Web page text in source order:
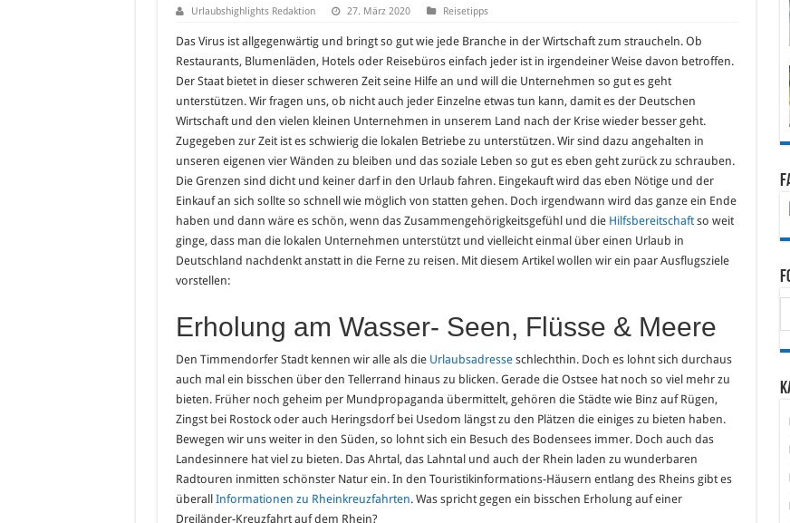
Urlaubshighlights Redaktion 27. März 2020 Reisetipps
Das Virus ist allgegenwärtig und bringt so gut wie jede Branche in der Wirtschaft zum straucheln. Ob
Restaurants, Blumenläden, Hotels oder Reisebüros einfach jeder ist in irgendeiner Weise davon betroffen.
Der Staat bietet in dieser schweren Zeit seine Hilfe an und will die Unternehmen so gut es geht
unterstützen. Wir fragen uns, ob nicht auch jeder Einzelne etwas tun kann, damit es der Deutschen
Wirtschaft und den vielen kleinen Unternehmen in unserem Land nach der Krise wieder besser geht.
Zugegeben zur Zeit ist es schwierig die lokalen Betriebe zu unterstützen. Wir sind dazu angehalten in
unseren eigenen vier Wänden zu bleiben und das soziale Leben so gut es eben geht zurück zu schrauben.
Die Grenzen sind dicht und keiner darf in den Urlaub fahren. Eingekauft wird das eben Nötige und der
Einkauf an sich sollte so schnell wie möglich von statten gehen. Doch irgendwann wird das ganze ein Ende
haben und dann wäre es schön, wenn das Zusammengehörigkeitsgefühl und die Hilfsbereitschaftso weit
ginge, dass man die lokalen Unternehmen unterstützt und vielleicht einmal über einen Urlaub in
Deutschland nachdenkt anstatt in die Ferne zu reisen. Mit diesem Artikel wollen wir ein paar Ausflugsziele
vorstellen:
Erholung am Wasser- Seen, Flüsse & Meere
Den Timmendorfer Stadt kennen wir alle als die Urlaubsadresseschlechthin. Doch es lohnt sich durchaus
auch mal ein bisschen über den Tellerrand hinaus zu blicken. Gerade die Ostsee hat noch so viel mehr zu
bieten. Früher noch geheim per Mundpropaganda übermittelt, gehören die Städte wie Binz auf Rügen,
Zingst bei Rostock oder auch Heringsdorf bei Usedom längst zu den Plätzen die einiges zu bieten haben.
Bewegen wir uns weiter in den Süden, so lohnt sich ein Besuch des Bodensees immer. Doch auch das
Landesinnere hat viel zu bieten. Das Ahrtal, das Lahntal und auch der Rhein laden zu wunderbaren
Radtouren inmitten schönster Natur ein. In den Touristikinformations-Häusern entlang des Rheins gibt es
überall Informationen zu Rheinkreuzfahrten. Was spricht gegen ein bisschen Erholung auf einer
Dreiländer-Kreuzfahrt auf dem Rhein?